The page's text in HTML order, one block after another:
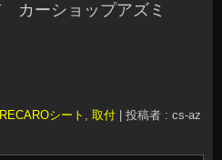
ーショップアズミ
RECAROシート , 取付
投稿者 : cs-az